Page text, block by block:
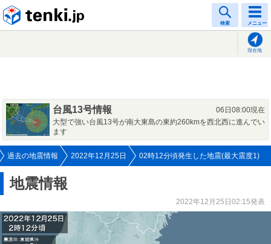
検索 メニュー
現在地
台風13号情報
06日08:00現在
大型で強い台風13号が南大東島の東約260kmを西北西に進んでい
ます
過去の地震情報 2022年12月25日 02時12分頃発生した地震(最大震度1)
地震情報
2022年12月25日02:15発表